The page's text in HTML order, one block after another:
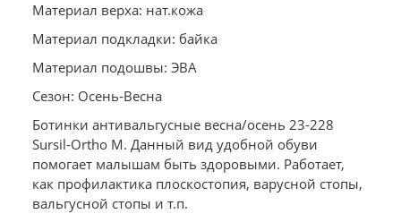
Материал верха: нат.кожа
Материал подкладки: байка
Материал подошвы: ЭВА
Сезон: Осень-Весна
Ботинки антивальгусные весна/осень 23-228
Sursil-Ortho М. Данный вид удобной обуви
помогает малышам быть здоровыми. Работает,
как профилактика плоскостопия, варусной стопы,
вальгусной стопы и т.п.